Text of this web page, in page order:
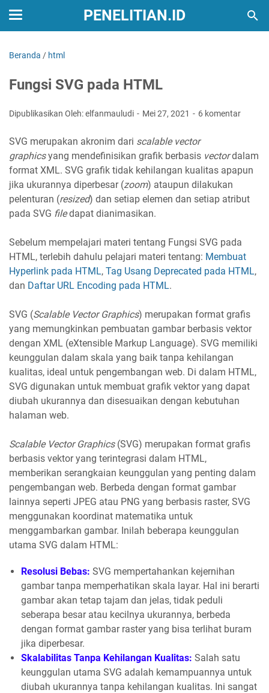
PENELITIAN.ID
Beranda / html
Fungsi SVG pada HTML
Dipublikasikan Oleh: elfanmauludi Mei 27, 2021 6 komentar
SVG merupakan akronim dari scalable vector
graphicsyang mendefinisikan grafik berbasis vectordalam
format XML. SVG grafik tidak kehilangan kualitas apapun
jika ukurannya diperbesar (zoom) ataupun dilakukan
pelenturan (resized) dan setiap elemen dan setiap atribut
pada SVG filedapat dianimasikan.
Sebelum mempelajari materi tentang Fungsi SVG pada
HTML, terlebih dahulu pelajari materi tentang: Membuat
Hyperlink pada HTML, Tag Usang Deprecated pada HTML,
dan Daftar URL Encoding pada HTML.
SVG (Scalable Vector Graphics) merupakan format grafis
yang memungkinkan pembuatan gambar berbasis vektor
dengan XML (eXtensible Markup Language). SVG memiliki
keunggulan dalam skala yang baik tanpa kehilangan
kualitas, ideal untuk pengembangan web. Di dalam HTML,
SVG digunakan untuk membuat grafik vektor yang dapat
diubah ukurannya dan disesuaikan dengan kebutuhan
halaman web.
Scalable Vector Graphics (SVG) merupakan format grafis
berbasis vektor yang terintegrasi dalam HTML,
memberikan serangkaian keunggulan yang penting dalam
pengembangan web. Berbeda dengan format gambar
lainnya seperti JPEG atau PNG yang berbasis raster, SVG
menggunakan koordinat matematika untuk
menggambarkan gambar. Inilah beberapa keunggulan
utama SVG dalam HTML:
Resolusi Bebas: SVG mempertahankan kejernihan
gambar tanpa memperhatikan skala layar. Hal ini berarti
gambar akan tetap tajam dan jelas, tidak peduli
seberapa besar atau kecilnya ukurannya, berbeda
dengan format gambar raster yang bisa terlihat buram
jika diperbesar.
Skalabilitas Tanpa Kehilangan Kualitas: Salah satu
keunggulan utama SVG adalah kemampuannya untuk
diubah ukurannya tanpa kehilangan kualitas. Ini sangat